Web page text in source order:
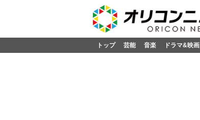
トップ 芸能 音楽 ドラマ&映画